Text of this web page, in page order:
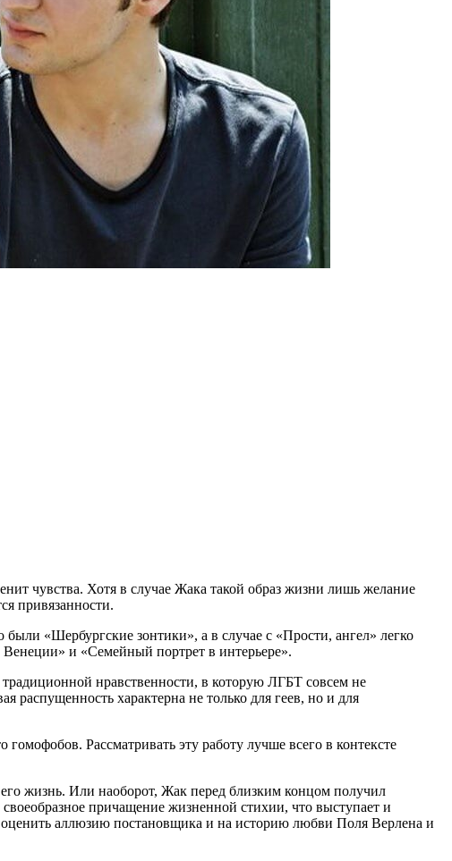
чувства. Хотя в случае Жака такой образ жизни лишь желание
привязанности.
«Шербургские зонтики», а в случае с «Прости, ангел» легко
и «Семейный портрет в интерьере».
нравственности, в которую ЛГБТ совсем не
характерна не только для геев, но и для
Рассматривать эту работу лучше всего в контексте
жизнь. Или наоборот, Жак перед близким концом получил
причащение жизненной стихии, что выступает и
аллюзию постановщика и на историю любви Поля Верлена и